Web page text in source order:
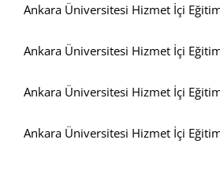
Ankara Üniversitesi Hizmet İçi
Ankara Üniversitesi Hizmet İçi
Ankara Üniversitesi Hizmet İçi
Ankara Üniversitesi Hizmet İçi